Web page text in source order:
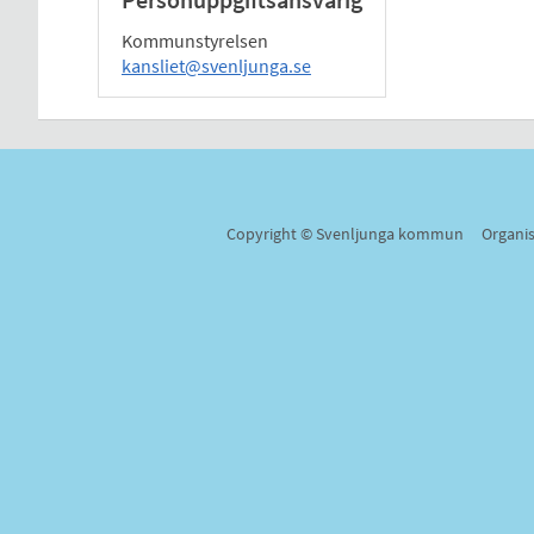
Kommunstyrelsen
kansliet@svenljunga.se
Copyright © Svenljunga kommun